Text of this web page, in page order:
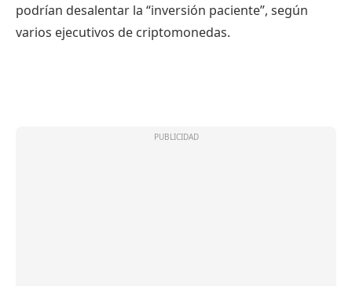
podrían desalentar la “inversión paciente”, según
varios ejecutivos de criptomonedas.